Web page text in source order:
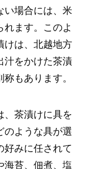
い場合には、米
れます。このよ
けは、北越地方
汁をかけた茶漬
称もあります。
、茶漬けに具を
のような具が選
好みに任されて
海苔、佃煮、塩